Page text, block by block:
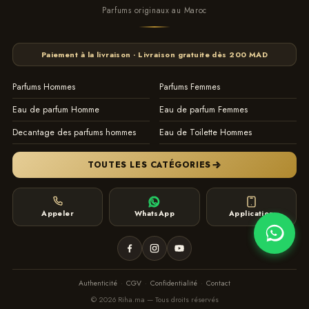
Pour plus des parfums Testeur voir notre
logiciel de gestion de stock Maroc by ITTONE.MA
Parfums originaux au Maroc
Paiement à la livraison · Livraison gratuite dès 200 MAD
Parfums Hommes
Parfums Femmes
Eau de parfum Homme
Eau de parfum Femmes
Decantage des parfums hommes
Eau de Toilette Hommes
TOUTES LES CATÉGORIES
Appeler WhatsApp Application
Authenticité · CGV · Confidentialité · Contact
© 2026 Riha.ma — Tous droits réservés